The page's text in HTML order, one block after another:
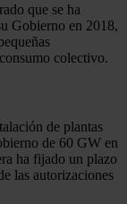
que se ha
Gobierno en 2018,
colectivo.
de plantas
de 60 GW en
ha fijado un plazo
las autorizaciones